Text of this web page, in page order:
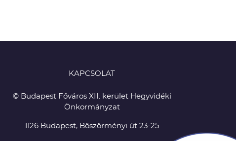
KAPCSOLAT
© Budapest Főváros XII. kerület Hegyvidéki
Önkormányzat
1126 Budapest, Böszörményi út 23-25